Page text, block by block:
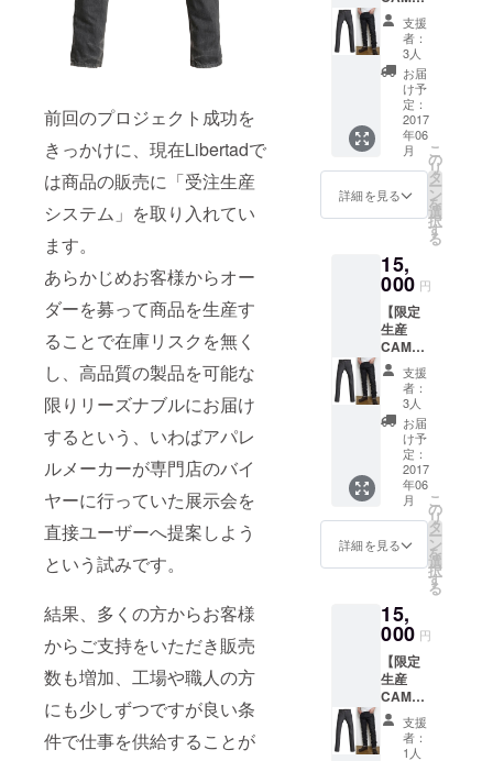
前回のプロジェクト成功を
きっかけに、現在Libertadで
は商品の販売に「受注生産
システム」を取り入れてい
ます。
あらかじめお客様からオー
ダーを募って商品を生産す
ることで在庫リスクを無く
し、高品質の製品を可能な
限りリーズナブルにお届け
するという、いわばアパレ
ルメーカーが専門店のバイ
ヤーに行っていた展示会を
直接ユーザーへ提案しよう
という試みです。
結果、多くの方からお客様
からご支持をいただき販売
数も増加、工場や職人の方
にも少しずつですが良い条
件で仕事を供給することが
度のご
期待は
ご遠慮
下さ
い。
さい。
※Size（
若干の
誤差は
お許し
下さ
い） ウ
エスト
75cm
股上
25cm
19cm
裾巾
17cm
股下
83cm
ターン
【ジー
ンズ育
成セッ
ト】を
同時に
お申し
込みい
ただく
か、後
日
d公式オ
ンスト
アにて
げ】を
お申し
込み下
さい。
※Size（
若干の
誤差は
お許し
下さ
い） ウ
エスト
78cm
股上
25cm
28cm
19.5cm
裾巾
17cm
股下
83cm
IRE特別
価格】
◆Libert
ad Raw
Collecti
"Bullet"
（バ
レッ
ト）
29inch
・・・1
24,840
円） ※
裾上げ
をご希
望の方
は、リ
ターン
【ジー
ンズ育
成セッ
ト】を
同時に
お申し
込みい
ただく
か、後
日
d公式オ
ンスト
アにて
げ】を
お申し
込み下
さい。
※Size（
若干の
支援
者：
3人
お届
け予
定：
2017
年06
月
詳細を見る
こ
の
リ
タ
ー
ン
を
選
択
す
る
15,
000 円
【限定
生産
CAMPF
IRE特別
価格】
◆Libert
ad Raw
Collecti
"Bullet"
（バ
レッ
ト）
30inch
・・・1
24,840
円） ※
裾上げ
をご希
望の方
は、リ
ターン
【ジー
ンズ育
支援
者：
3人
お届
け予
定：
2017
年06
月
詳細を見る
こ
の
リ
タ
ー
ン
を
選
択
す
る
15,
000 円
【限定
生産
CAMPF
IRE特別
価格】
◆Libert
支援
者：
1人